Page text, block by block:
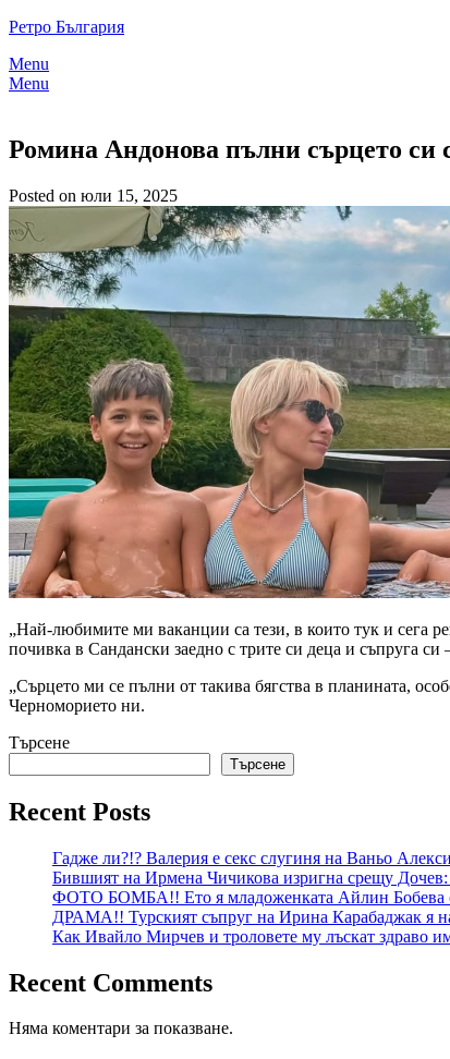
Skip
content
Ретро България
Menu
Menu
Ромина Андонова пълни сърцето си
Posted on юли 15, 2025
„Най-любимите ми ваканции са тези, в които тук и сега
почивка в Сандански заедно с трите си деца и съпруга
„Сърцето ми се пълни от такива бягства в планината,
Черноморието ни.
Търсене
Търсене
Recent Posts
Гадже ли?!? Валерия е секс слугиня на Ваньо
Бившият на Ирмена Чичикова изригна срещу
ФОТО БОМБА!! Ето я младоженката Айлин Бобева
ДРАМА!! Турският съпруг на Ирина Карабаджак я
Как Ивайло Мирчев и троловете му лъскат здраво
Recent Comments
Няма коментари за показване.